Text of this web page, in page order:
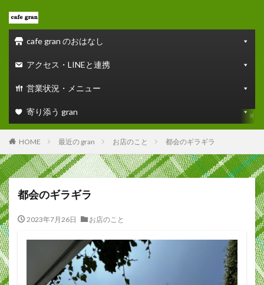
cafe gran のおはなし
アクセス・LINEと連携
営業状況・メニュー
寄り添う gran
HOME 最近の gran お店のこと 都会のギラギラ
都会のギラギラ
2023年7月26日 お店のこと